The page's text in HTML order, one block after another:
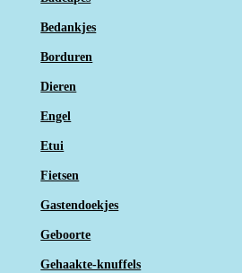
Bedankjes
Borduren
Dieren
Engel
Etui
Fietsen
Gastendoekjes
Geboorte
Gehaakte-knuffels